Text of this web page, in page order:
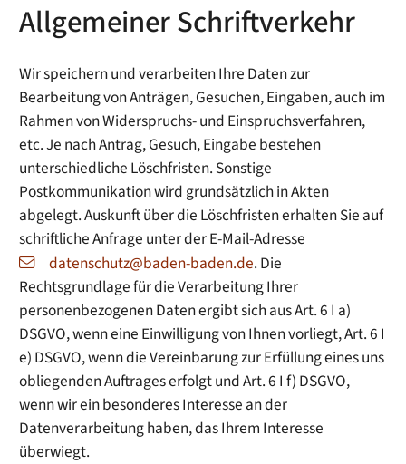
Allgemeiner Schriftverkehr
Wir speichern und verarbeiten Ihre Daten zur
Bearbeitung von Anträgen, Gesuchen, Eingaben, auch im
Rahmen von Widerspruchs- und Einspruchsverfahren,
etc. Je nach Antrag, Gesuch, Eingabe bestehen
unterschiedliche Löschfristen. Sonstige
Postkommunikation wird grundsätzlich in Akten
abgelegt. Auskunft über die Löschfristen erhalten Sie auf
schriftliche Anfrage unter der E-Mail-Adresse
datenschutz@baden-baden.de. Die
Rechtsgrundlage für die Verarbeitung Ihrer
personenbezogenen Daten ergibt sich aus Art. 6 I a)
DSGVO, wenn eine Einwilligung von Ihnen vorliegt, Art. 6 I
e) DSGVO, wenn die Vereinbarung zur Erfüllung eines uns
obliegenden Auftrages erfolgt und Art. 6 I f) DSGVO,
wenn wir ein besonderes Interesse an der
Datenverarbeitung haben, das Ihrem Interesse
überwiegt.